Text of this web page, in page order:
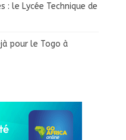
: le Lycée Technique de
pour le Togo à